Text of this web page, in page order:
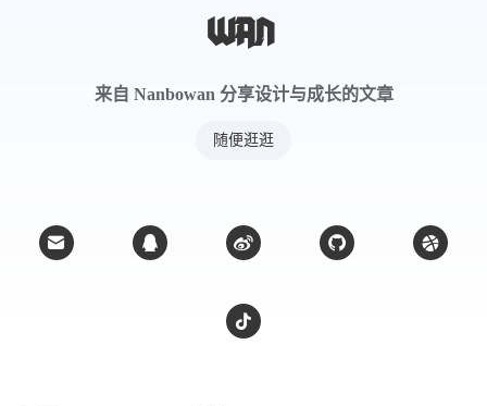
生密林中。分布云南、广西、广东等地。
来自 Nanbowan 分享设计与成长的文章
随便逛逛